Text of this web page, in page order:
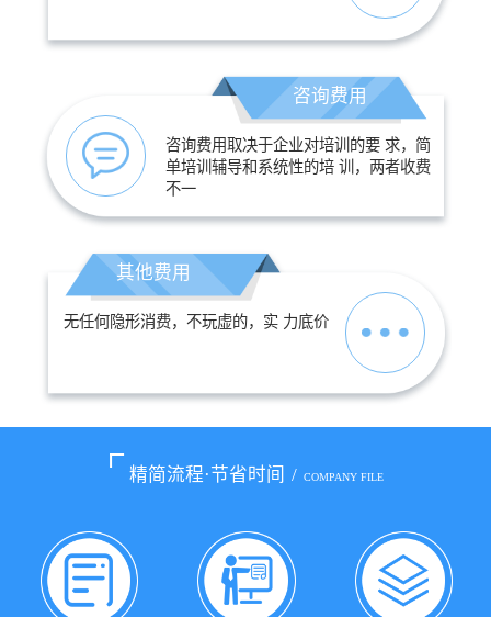
咨询费用
咨询费用取决于企业对培训的要 求，简
单培训辅导和系统性的培 训，两者收费
不一
其他费用
无任何隐形消费，不玩虚的，实 力底价
精简流程·节省时间 / COMPANY FILE